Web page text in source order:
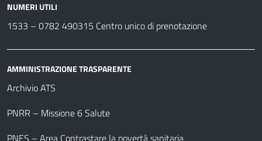
NUMERI UTILI
1533 – 0782 490315 Centro unico di prenotazione
AMMINISTRAZIONE TRASPARENTE
Archivio ATS
PNRR – Missione 6 Salute
PNES – Area Contrastare la povertà sanitaria